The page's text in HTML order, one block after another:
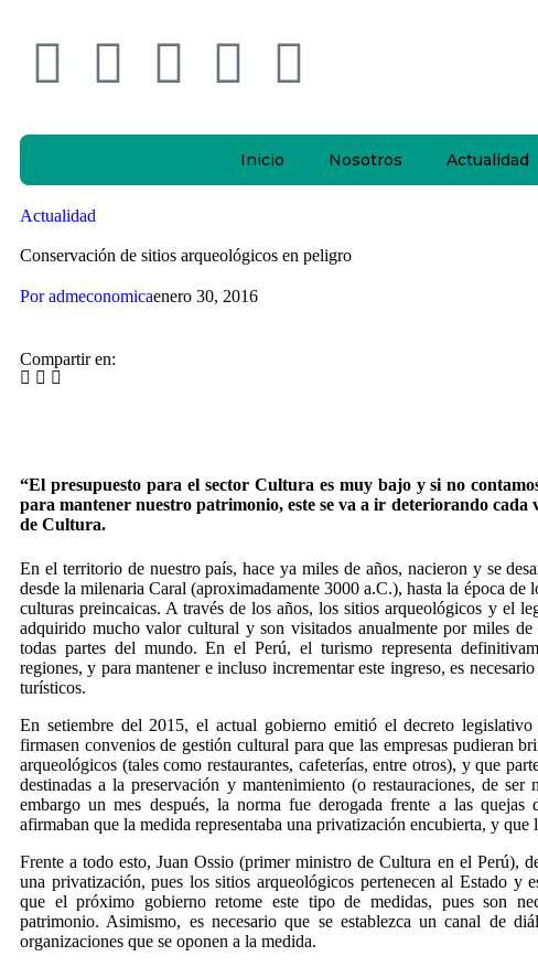
Inicio Nosotros Actualidad
Actualidad
Conservación de sitios arqueológicos en peligro
Poradmeconomicaenero 30, 2016
Compartir en:
“El presupuesto para el sector Cultura es muy bajo y si no
para mantener nuestro patrimonio, este se va a ir deteriorando cada
de Cultura.
En el territorio de nuestro país, hace ya miles de años, nacieron y se
desde la milenaria Caral (aproximadamente 3000 a.C.), hasta la época de
culturas preincaicas. A través de los años, los sitios arqueológicos y el
adquirido mucho valor cultural y son visitados anualmente por miles de
todas partes del mundo. En el Perú, el turismo representa
regiones, y para mantener e incluso incrementar este ingreso, es
turísticos.
En setiembre del 2015, el actual gobierno emitió el decreto
firmasen convenios de gestión cultural para que las empresas pudieran
arqueológicos (tales como restaurantes, cafeterías, entre otros), y que
destinadas a la preservación y mantenimiento (o restauraciones, de ser
embargo un mes después, la norma fue derogada frente a las quejas
afirmaban que la medida representaba una privatización encubierta, y que
Frente a todo esto, Juan Ossio (primer ministro de Cultura en el Perú),
una privatización, pues los sitios arqueológicos pertenecen al Estado y
que el próximo gobierno retome este tipo de medidas, pues son
patrimonio. Asimismo, es necesario que se establezca un canal de
organizaciones que se oponen a la medida.